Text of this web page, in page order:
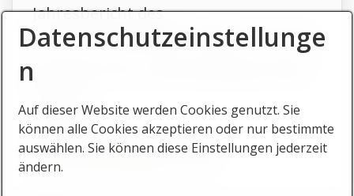
Jahresbericht des
Landschaftspflegeverbandes Freising
Weiterlesen ...
Ansprechperson: Matthias Meino
(Matthias.Maino@kreis-fs.de
Datenschutzeinstellunge
n
Auf dieser Website werden Cookies genutzt. Sie
können alle Cookies akzeptieren oder nur bestimmte
auswählen. Sie können diese Einstellungen jederzeit
ändern.